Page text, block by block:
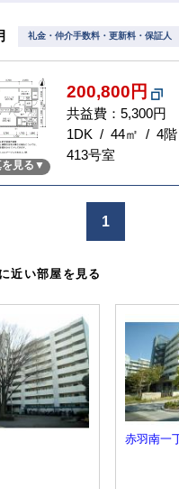
礼金・仲介手数料・更新料・保証人
見る
200,800円
共益費：5,300円
1DK / 44㎡ / 4階
413号室
1
近い部屋を見る
赤羽南一